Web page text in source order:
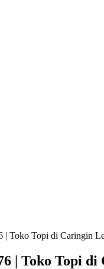
| Toko Topi di Caringin
| Toko Topi